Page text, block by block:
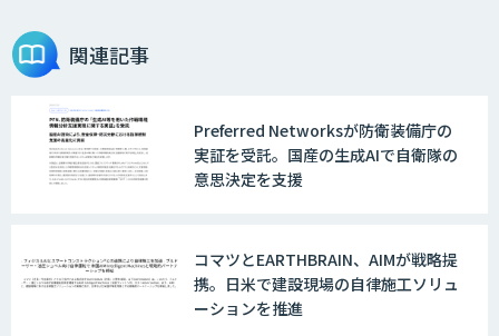
関連記事
Preferred Networksが防衛装備庁の
実証を受託。国産の生成AIで自衛隊の
意思決定を支援
コマツとEARTHBRAIN、AIMが戦略提
携。日米で建設現場の自律施工ソリュ
ーションを推進